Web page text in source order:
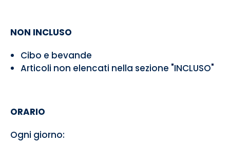
NON INCLUSO
Cibo e bevande
Articoli non elencati nella sezione "INCLUSO"
ORARIO
Ogni giorno: